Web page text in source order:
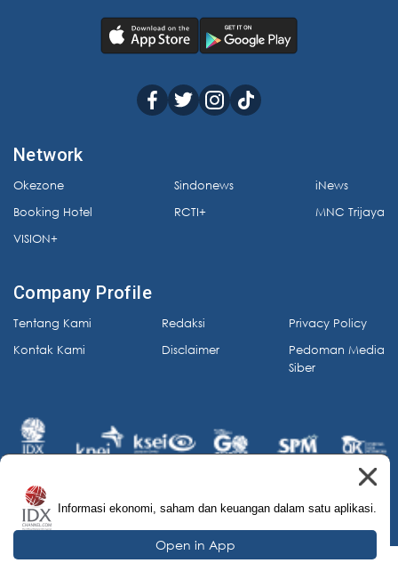
Network
Okezone
Booking Hotel
VISION+
Sindonews
RCTI+
iNews
MNC Trijaya
Company Profile
Tentang Kami
Kontak Kami
Redaksi
Disclaimer
Privacy Policy
Pedoman Media
Siber
© 2026 IDX Channel. All Rights Reserved.
Informasi ekonomi, saham dan keuangan dalam satu aplikasi.
Open in App